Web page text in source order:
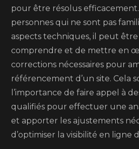
pour être résolus
personnes qui ne sont pas
aspects techniques, il peut
comprendre et de mettre en
corrections nécessaires pour
référencement d’un site. Cela
l’importance de faire appel à
qualifiés pour effectuer une
et apporter les ajustements
d’optimiser la visibilité en ligne